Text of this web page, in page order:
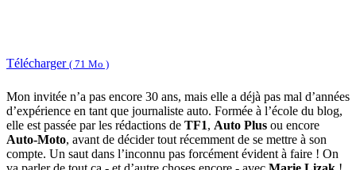
Télécharger ( 71 Mo )
Mon invitée n’a pas encore 30 ans, mais elle a déjà pas mal d’années
d’expérience en tant que journaliste auto. Formée à l’école du blog,
elle est passée par les rédactions de TF1, Auto Plus ou encore
Auto-Moto, avant de décider tout récemment de se mettre à son
compte. Un saut dans l’inconnu pas forcément évident à faire ! On